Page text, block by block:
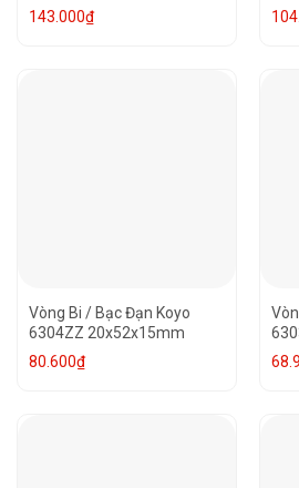
143.000₫
Vòng Bi / Bạc Đạn Koyo
6304ZZ 20x52x15mm
80.600₫